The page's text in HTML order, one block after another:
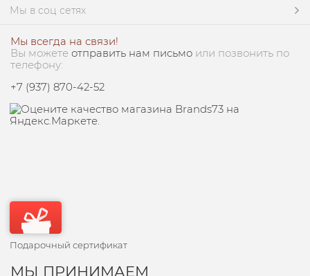
Мы в соц сетях
Мы всегда на связи!
Вы можете отправить нам письмо или позвонить по
телефону:
+7 (937) 870-42-52
Подарочный сертификат
МЫ ПРИНИМАЕМ